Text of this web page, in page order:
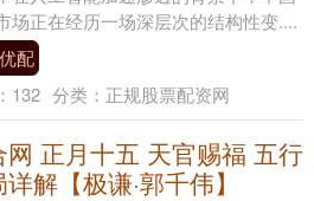
场正在经历一场深层次的结构性变....
配
132 分类： 正规股票配资网
网 正月十五 天官赐福 五行
解【极谦·郭千伟】